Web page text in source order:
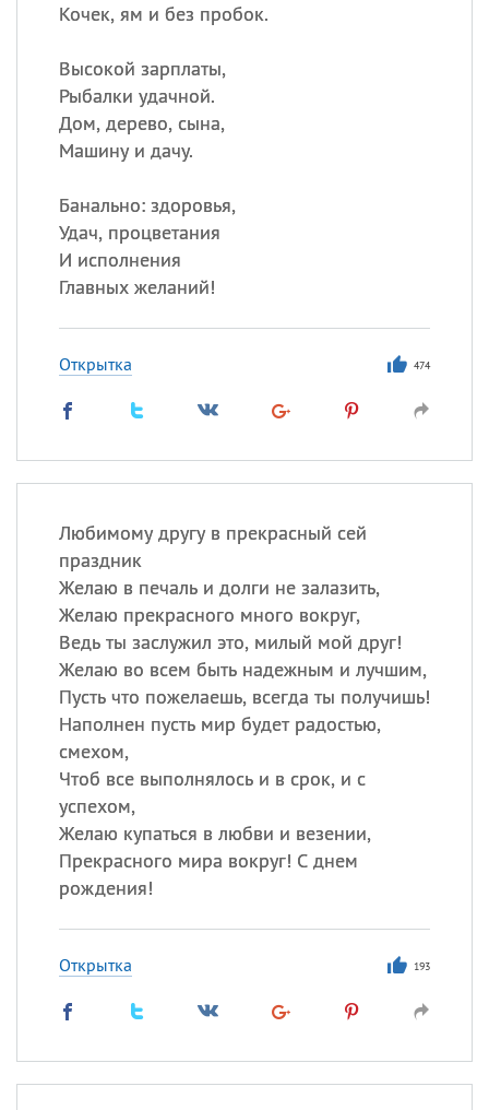
Кочек, ям и без пробок.
Высокой зарплаты,
Рыбалки удачной.
Дом, дерево, сына,
Машину и дачу.
Банально: здоровья,
Удач, процветания
И исполнения
Главных желаний!
Открытка 474
Любимому другу в прекрасный сей
праздник
Желаю в печаль и долги не залазить,
Желаю прекрасного много вокруг,
Ведь ты заслужил это, милый мой друг!
Желаю во всем быть надежным и лучшим,
Пусть что пожелаешь, всегда ты получишь!
Наполнен пусть мир будет радостью,
смехом,
Чтоб все выполнялось и в срок, и с
успехом,
Желаю купаться в любви и везении,
Прекрасного мира вокруг! С днем
рождения!
Открытка 193